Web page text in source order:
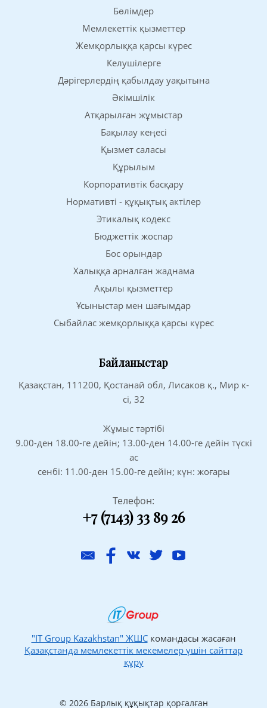
Бөлімдер
Мемлекеттік қызметтер
Жемқорлыққа қарсы күрес
Келушілерге
Дәрігерлердің қабылдау уақытына
Әкімшілік
Атқарылған жұмыстар
Бақылау кеңесі
Қызмет саласы
Құрылым
Корпоративтік басқару
Нормативті - құқықтық актілер
Этикалық кодекс
Бюджеттік жоспар
Бос орындар
Халыққа арналған жаднама
Ақылы қызметтер
Ұсыныстар мен шағымдар
Сыбайлас жемқорлыққа қарсы күрес
Байланыстар
Қазақстан, 111200, Қостанай обл, Лисаков қ., Мир к-
сі, 32
Жұмыс тәртібі
9.00-ден 18.00-ге дейін; 13.00-ден 14.00-ге дейін түскі
ас
сенбі: 11.00-ден 15.00-ге дейін; күн: жоғары
Телефон:
+7 (7143) 33 89 26
"IT Group Kazakhstan" ЖШСкомандасы жасаған
Қазақстанда мемлекеттік мекемелер үшін сайттар
құру
© 2026 Барлық құқықтар қорғалған